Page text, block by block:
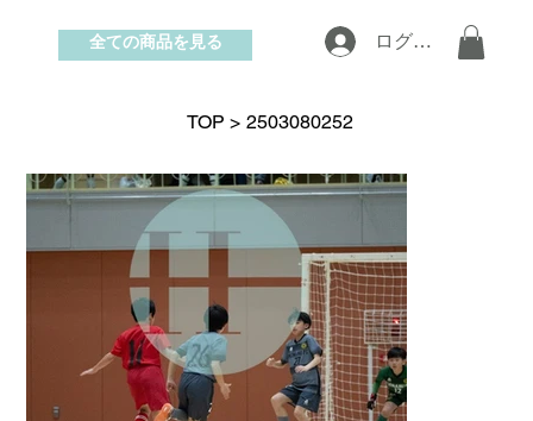
お問い合わせ
ログイン
全ての商品を見る
TOP > 2503080252